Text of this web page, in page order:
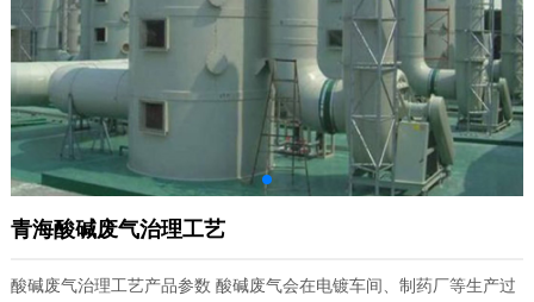
青海酸碱废气治理工艺
酸碱废气治理工艺产品参数 酸碱废气会在电镀车间、制药厂等生产过